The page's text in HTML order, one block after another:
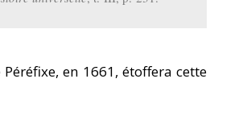
en 1661, étoffera cette